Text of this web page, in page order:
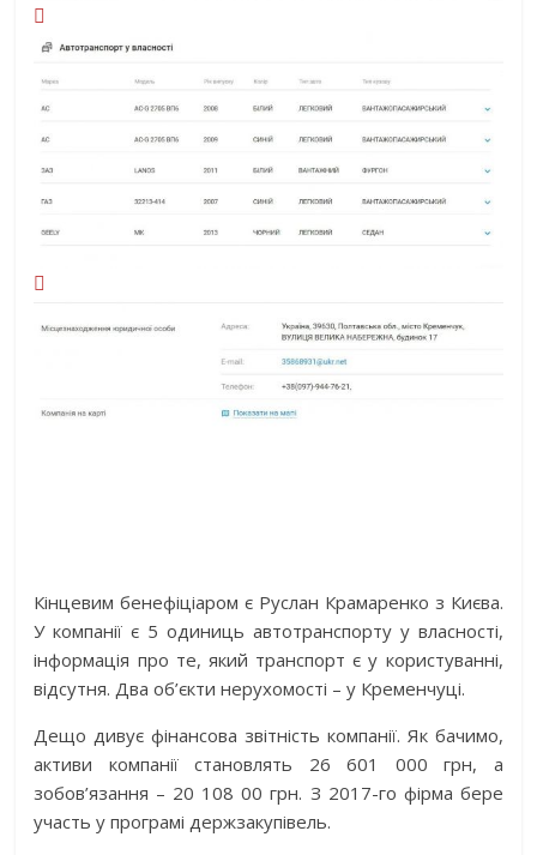


Кінцевим бенефіціаром є Руслан Крамаренко з Києва.
У компанії є 5 одиниць автотранспорту у власності,
інформація про те, який транспорт є у користуванні,
відсутня. Два об’єкти нерухомості – у Кременчуці.
Дещо дивує фінансова звітність компанії. Як бачимо,
активи компанії становлять 26 601 000 грн, а
зобов’язання – 20 108 00 грн. З 2017-го фірма бере
участь у програмі держзакупівель.